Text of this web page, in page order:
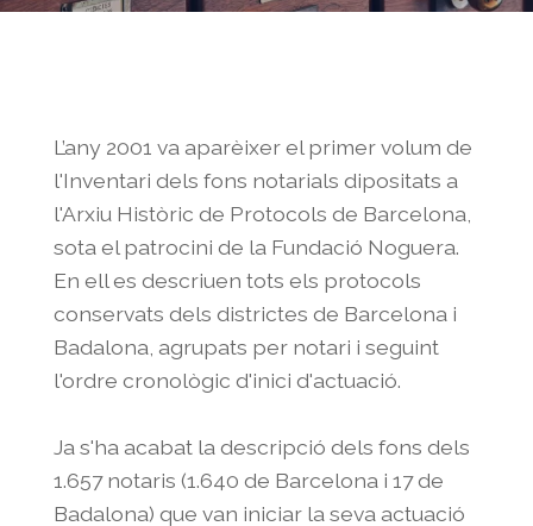
L’any 2001 va aparèixer el primer volum de
l'Inventari dels fons notarials dipositats a
l'Arxiu Històric de Protocols de Barcelona,
sota el patrocini de la Fundació Noguera.
En ell es descriuen tots els protocols
conservats dels districtes de Barcelona i
Badalona, agrupats per notari i seguint
l'ordre cronològic d'inici d'actuació.
Ja s'ha acabat la descripció dels fons dels
1.657 notaris (1.640 de Barcelona i 17 de
Badalona) que van iniciar la seva actuació